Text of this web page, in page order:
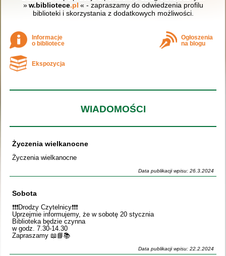
» w.bibliotece.pl « - zapraszamy do odwiedzenia profilu
biblioteki i skorzystania z dodatkowych możliwości.
Informacje
o bibliotece
Ogłoszenia
na blogu
Ekspozycja
WIADOMOŚCI
Życzenia wielkanocne
Życzenia wielkanocne
Data publikacji wpisu: 26.3.2024
Sobota
❗️❗️❗️Drodzy Czytelnicy❗️❗️❗️
Uprzejmie informujemy, że w sobotę 20 stycznia
Biblioteka będzie czynna
w godz. 7.30-14.30
Zapraszamy 📖📘📚
Data publikacji wpisu: 22.2.2024